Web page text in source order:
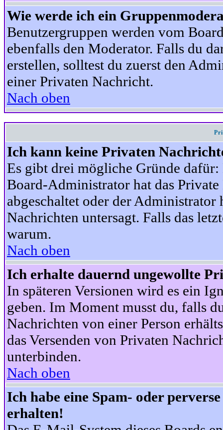
Wie werde ich ein
Benutzergruppen werden vom
ebenfalls den Moderator. Falls du
erstellen, solltest du zuerst den
einer Privaten Nachricht.
Nach oben
Ich kann keine Privaten
Es gibt drei mögliche Gründe
Board-Administrator hat das
abgeschaltet oder der
Nachrichten untersagt. Falls das
warum.
Nach oben
Ich erhalte dauernd ungewollte
In späteren Versionen wird es ein
geben. Im Moment musst du, falls
Nachrichten von einer Person
das Versenden von Privaten
unterbinden.
Nach oben
Ich habe eine Spam- oder
erhalten!